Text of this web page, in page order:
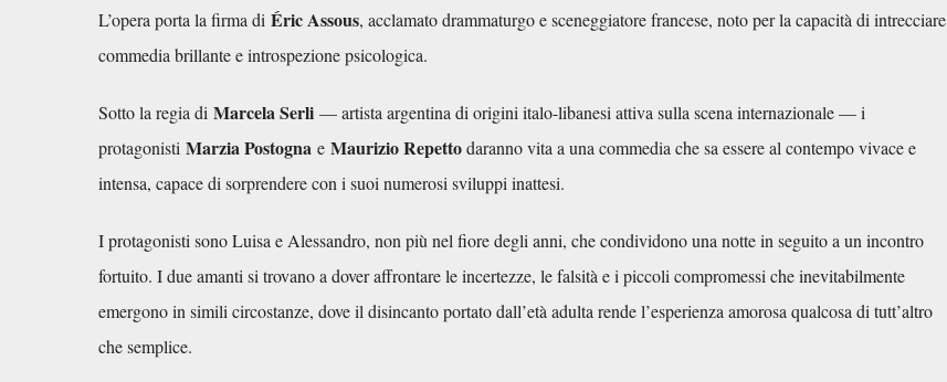
L’opera porta la firma di Éric Assous, acclamato drammaturgo e sceneggiatore francese, noto per la capacità di intrecciare
commedia brillante e introspezione psicologica.
Sotto la regia di Marcela Serli — artista argentina di origini italo-libanesi attiva sulla scena internazionale — i
protagonisti Marzia Postogna e Maurizio Repettodaranno vita a una commedia che sa essere al contempo vivace e
intensa, capace di sorprendere con i suoi numerosi sviluppi inattesi.
I protagonisti sono Luisa e Alessandro, non più nel fiore degli anni, che condividono una notte in seguito a un incontro
fortuito. I due amanti si trovano a dover affrontare le incertezze, le falsità e i piccoli compromessi che inevitabilmente
emergono in simili circostanze, dove il disincanto portato dall’età adulta rende l’esperienza amorosa qualcosa di tutt’altro
che semplice.